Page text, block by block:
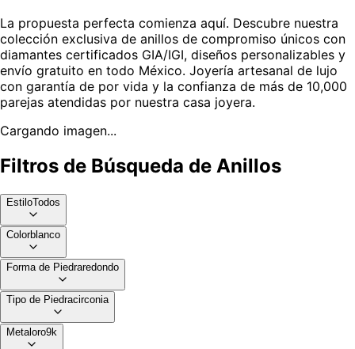
La propuesta perfecta comienza aquí. Descubre nuestra
colección exclusiva de anillos de compromiso únicos con
diamantes certificados GIA/IGI, diseños personalizables y
envío gratuito en todo México. Joyería artesanal de lujo
con garantía de por vida y la confianza de más de 10,000
parejas atendidas por nuestra casa joyera.
Cargando imagen...
Filtros de Búsqueda de Anillos
EstiloTodos
Colorblanco
Forma de Piedraredondo
Tipo de Piedracirconia
Metaloro9k